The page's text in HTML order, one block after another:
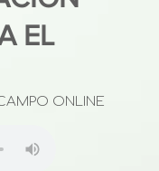
EL
ONLINE